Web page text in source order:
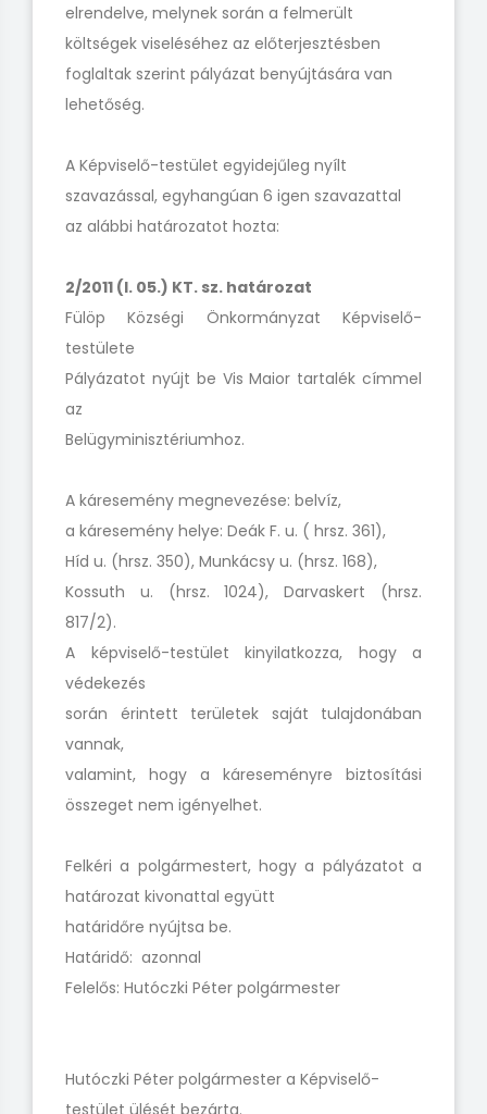
elrendelve, melynek során a felmerült
költségek viseléséhez az előterjesztésben
foglaltak szerint pályázat benyújtására van
lehetőség.
A Képviselő-testület egyidejűleg nyílt
szavazással, egyhangúan 6 igen szavazattal
az alábbi határozatot hozta:
2/2011 (I. 05.) KT. sz. határozat
Fülöp Községi Önkormányzat Képviselő-
testülete
Pályázatot nyújt be Vis Maior tartalék címmel
az
Belügyminisztériumhoz.
A káresemény megnevezése: belvíz,
a káresemény helye: Deák F. u. ( hrsz. 361),
Híd u. (hrsz. 350), Munkácsy u. (hrsz. 168),
Kossuth u. (hrsz. 1024), Darvaskert (hrsz.
817/2).
A képviselő-testület kinyilatkozza, hogy a
védekezés
során érintett területek saját tulajdonában
vannak,
valamint, hogy a káreseményre biztosítási
összeget nem igényelhet.
Felkéri a polgármestert, hogy a pályázatot a
határozat kivonattal együtt
határidőre nyújtsa be.
Határidő: azonnal
Felelős: Hutóczki Péter polgármester
Hutóczki Péter polgármester a Képviselő-
testület ülését bezárta.